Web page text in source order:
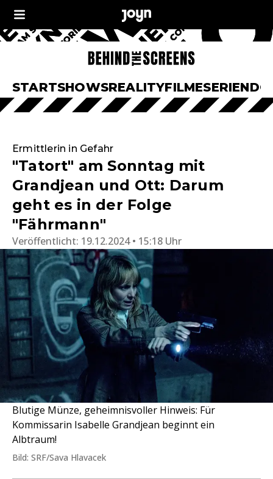
STARTSHOWSREALITYFILMESERIEN
Ermittlerin in Gefahr
"Tatort" am Sonntag mit
Grandjean und Ott: Darum
geht es in der Folge
"Fährmann"
Veröffentlicht: 19.12.2024 • 15:18 Uhr
Blutige Münze, geheimnisvoller Hinweis: Für
Kommissarin Isabelle Grandjean beginnt ein
Albtraum!
Bild: SRF/Sava Hlavacek